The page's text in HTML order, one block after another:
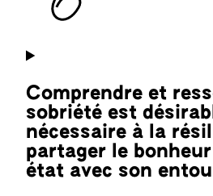
Comprendre et
sobriété est
nécessaire à la
partager le
état avec son